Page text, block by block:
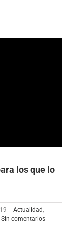
los que lo
| Actualidad
Sin comentarios